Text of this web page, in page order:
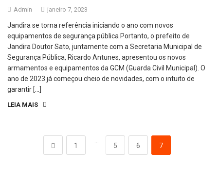
Admin janeiro 7, 2023
Jandira se torna referência iniciando o ano com novos
equipamentos de segurança pública Portanto, o prefeito de
Jandira Doutor Sato, juntamente com a Secretaria Municipal de
Segurança Pública, Ricardo Antunes, apresentou os novos
armamentos e equipamentos da GCM (Guarda Civil Municipal). O
ano de 2023 já começou cheio de novidades, com o intuito de
garantir […]
LEIA MAIS
1 5 6 7